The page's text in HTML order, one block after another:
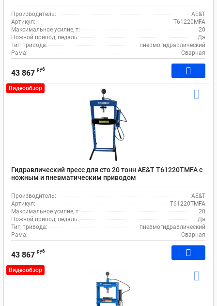
Производитель:
AE&T
Артикул:
T61220MFA
Максимальное усилие, т:
20
Ножной привод, педаль:
Да
Тип привода:
пневмогидравлический
Рама:
Сварная
43 867 руб
Видеообзор
Гидравлический пресс для сто 20 тонн AE&T T61220TMFA с
ножным и пневматическим приводом
Производитель:
AE&T
Артикул:
T61220TMFA
Максимальное усилие, т:
20
Ножной привод, педаль:
Да
Тип привода:
пневмогидравлический
Рама:
Сварная
43 867 руб
Видеообзор